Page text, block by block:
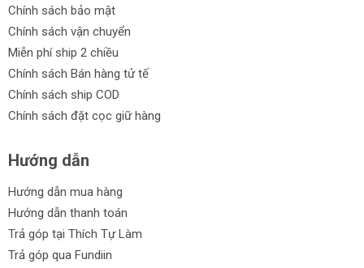
Chính sách bảo mật
Chính sách vận chuyển
Miễn phí ship 2 chiều
Chính sách Bán hàng tử tế
Chính sách ship COD
Chính sách đặt cọc giữ hàng
Hướng dẫn
Hướng dẫn mua hàng
Hướng dẫn thanh toán
Trả góp tại Thích Tự Làm
Trả góp qua Fundiin